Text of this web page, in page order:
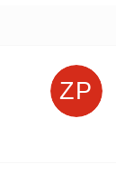
5 hviezdičiek.
ZP